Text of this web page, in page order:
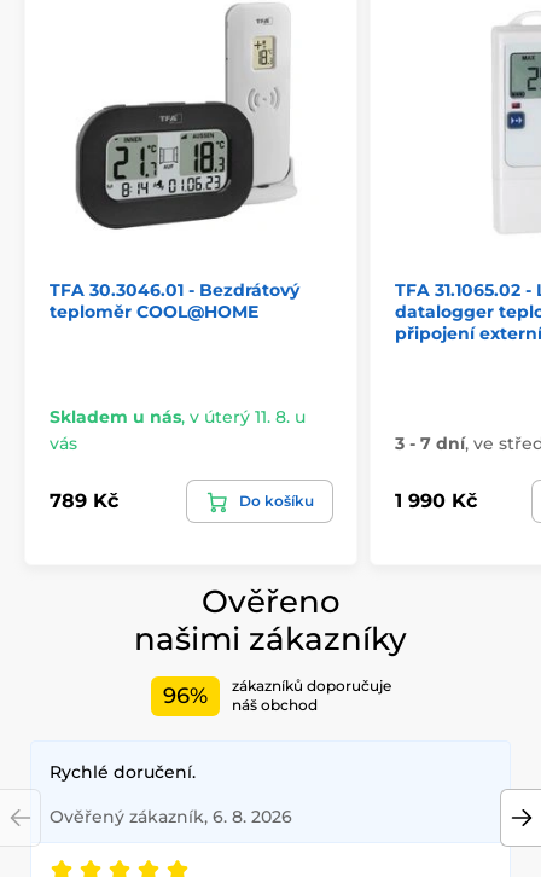
TFA 30.3046.01 - Bezdrátový
teploměr COOL@HOME
Skladem u nás, v úterý 11. 8. u
vás
789 Kč Do košíku
TFA 31.1065.02 -
datalogger
připojení
3 - 7 dní, ve
1 990 Kč
Ověřeno
našimi zákazníky
96%
zákazníků doporučuje
náš obchod
Rychlé doručení.
Ověřený zákazník, 6. 8. 2026